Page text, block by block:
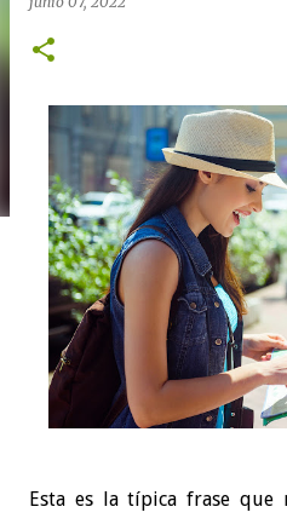
Esta es la típica frase que